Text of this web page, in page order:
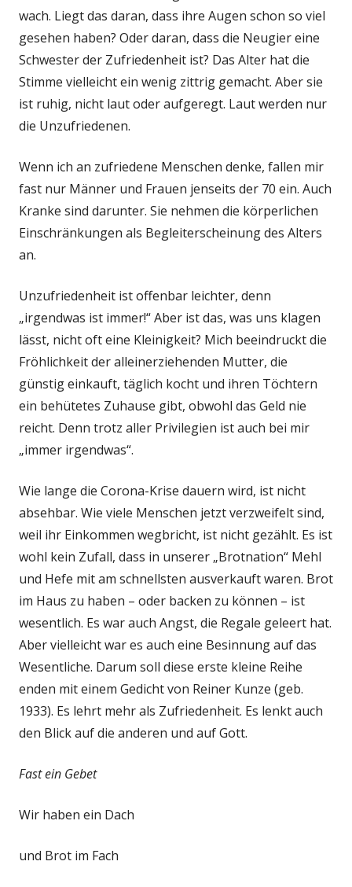
wach. Liegt das daran, dass ihre Augen schon so viel
gesehen haben? Oder daran, dass die Neugier eine
Schwester der Zufriedenheit ist? Das Alter hat die
Stimme vielleicht ein wenig zittrig gemacht. Aber sie
ist ruhig, nicht laut oder aufgeregt. Laut werden nur
die Unzufriedenen.
Wenn ich an zufriedene Menschen denke, fallen mir
fast nur Männer und Frauen jenseits der 70 ein. Auch
Kranke sind darunter. Sie nehmen die körperlichen
Einschränkungen als Begleiterscheinung des Alters
an.
Unzufriedenheit ist offenbar leichter, denn
„irgendwas ist immer!“ Aber ist das, was uns klagen
lässt, nicht oft eine Kleinigkeit? Mich beeindruckt die
Fröhlichkeit der alleinerziehenden Mutter, die
günstig einkauft, täglich kocht und ihren Töchtern
ein behütetes Zuhause gibt, obwohl das Geld nie
reicht. Denn trotz aller Privilegien ist auch bei mir
„immer irgendwas“.
Wie lange die Corona-Krise dauern wird, ist nicht
absehbar. Wie viele Menschen jetzt verzweifelt sind,
weil ihr Einkommen wegbricht, ist nicht gezählt. Es ist
wohl kein Zufall, dass in unserer „Brotnation“ Mehl
und Hefe mit am schnellsten ausverkauft waren. Brot
im Haus zu haben – oder backen zu können – ist
wesentlich. Es war auch Angst, die Regale geleert hat.
Aber vielleicht war es auch eine Besinnung auf das
Wesentliche. Darum soll diese erste kleine Reihe
enden mit einem Gedicht von Reiner Kunze (geb.
1933). Es lehrt mehr als Zufriedenheit. Es lenkt auch
den Blick auf die anderen und auf Gott.
Fast ein Gebet
Wir haben ein Dach
und Brot im Fach